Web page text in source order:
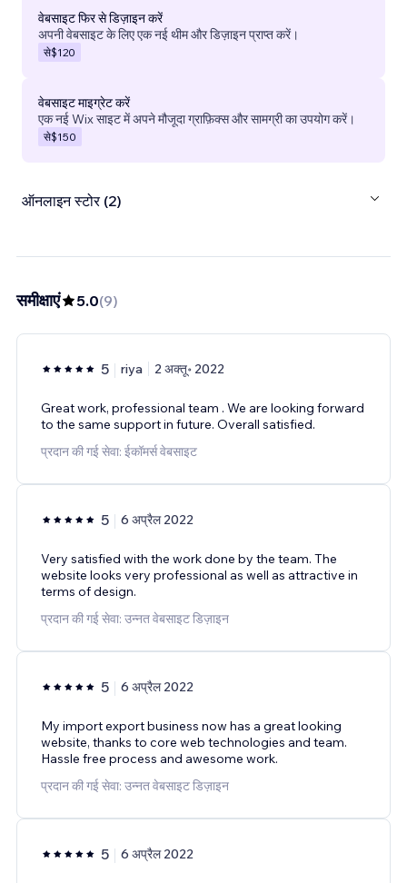
वेबसाइट फिर से डिज़ाइन करें
अपनी वेबसाइट के लिए एक नई थीम और डिज़ाइन प्राप्त करें।
से$120
वेबसाइट माइग्रेट करें
एक नई Wix साइट में अपने मौजूदा ग्राफ़िक्स और सामग्री का उपयोग करें।
से$150
ऑनलाइन स्टोर (2)
समीक्षाएं 5.0(9)
5 riya 2 अक्तू॰ 2022
Great work, professional team . We are looking forward
to the same support in future. Overall satisfied.
प्रदान की गई सेवा: ईकॉमर्स वेबसाइट
5 6 अप्रैल 2022
Very satisfied with the work done by the team. The
website looks very professional as well as attractive in
terms of design.
प्रदान की गई सेवा: उन्नत वेबसाइट डिज़ाइन
5 6 अप्रैल 2022
My import export business now has a great looking
website, thanks to core web technologies and team.
Hassle free process and awesome work.
प्रदान की गई सेवा: उन्नत वेबसाइट डिज़ाइन
5 6 अप्रैल 2022